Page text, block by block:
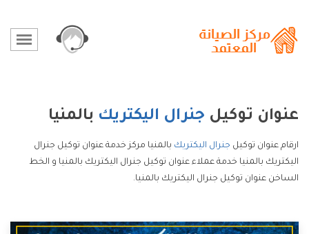
عنوان توكيل جنرال اليكتريك بالمنيا
ارقام عنوان توكيل جنرال اليكتريك بالمنيا مركز خدمة عنوان توكيل جنرال
اليكتريك بالمنيا خدمة عملاء عنوان توكيل جنرال اليكتريك بالمنيا و الخط
الساخن عنوان توكيل جنرال اليكتريك بالمنيا.